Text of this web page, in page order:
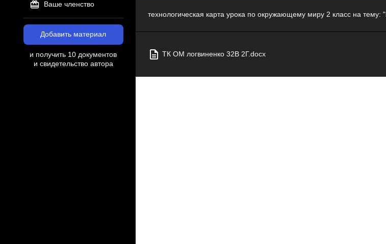
Ваше членство
Добавить материал
и получить 10 документов
и свидетельство автора
технологическая карта урока по окружающему миру 2 класс на
ТК ОМ логвиненко 32В 2Г.docx
в 2